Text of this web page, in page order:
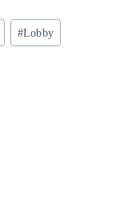
re
#Lobby